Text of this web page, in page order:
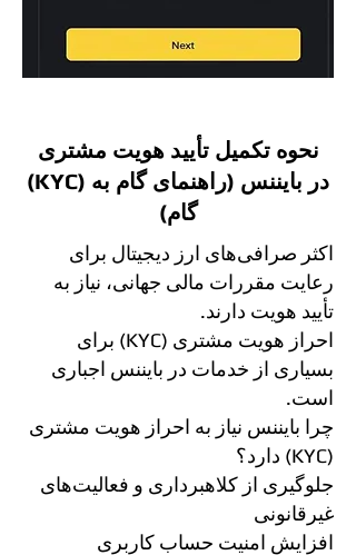
نحوه تکمیل تأیید هویت مشتری
(KYC) در بایننس (راهنمای گام به
گام)
اکثر صرافی‌های ارز دیجیتال برای
رعایت مقررات مالی جهانی، نیاز به
تأیید هویت دارند.
احراز هویت مشتری (KYC) برای
بسیاری از خدمات در بایننس اجباری
است.
چرا بایننس نیاز به احراز هویت مشتری
(KYC) دارد؟
جلوگیری از کلاهبرداری و فعالیت‌های
غیرقانونی
افزایش امنیت حساب کاربری